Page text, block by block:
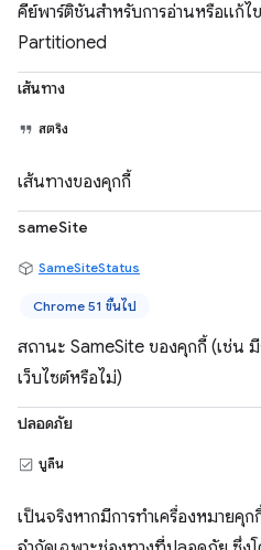
คีย์พาร์ติชันสำหรับการอ่านหรือแก้
Partitioned
เส้นทาง
สตริง
เส้นทางของคุกกี้
sameSite
SameSiteStatus
Chrome 51 ขึ้นไป
สถานะ SameSite ของคุกกี้ (เช่น
เว็บไซต์หรือไม่)
ปลอดภัย
บูลีน
เป็นจริงหากมีการทำเครื่องหมายคุ